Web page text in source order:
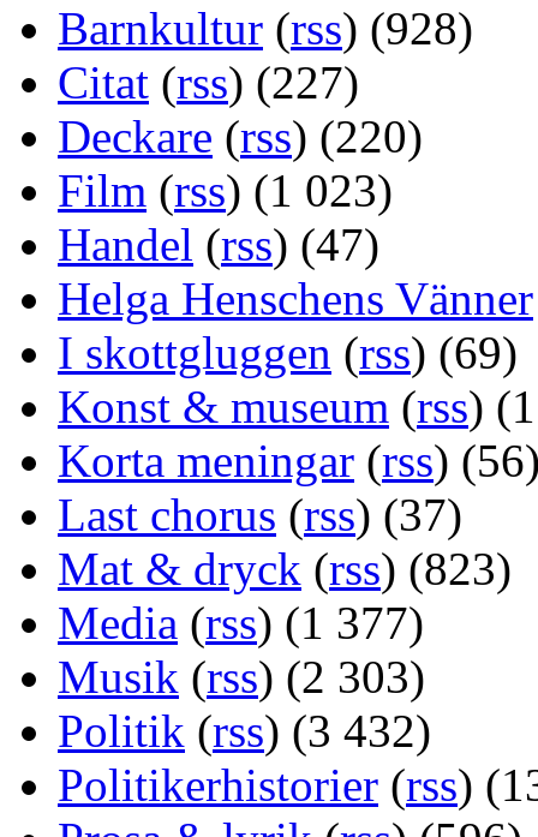
Barnkultur (rss) (928)
Citat (rss) (227)
Deckare (rss) (220)
Film (rss) (1 023)
Handel (rss) (47)
Helga Henschens Vänner
I skottgluggen (rss) (69)
Konst & museum (rss)
Korta meningar (rss)
Last chorus (rss) (37)
Mat & dryck (rss) (823)
Media (rss) (1 377)
Musik (rss) (2 303)
Politik (rss) (3 432)
Politikerhistorier (rss)